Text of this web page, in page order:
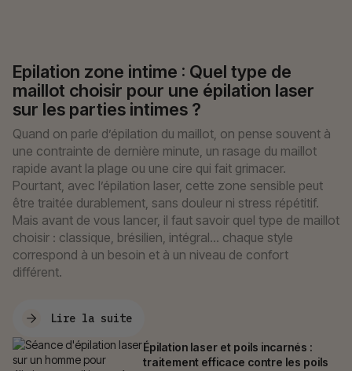
Epilation zone intime : Quel type de
maillot choisir pour une épilation laser
sur les parties intimes ?
Quand on parle d’épilation du maillot, on pense souvent à
une contrainte de dernière minute, un rasage du maillot
rapide avant la plage ou une cire qui fait grimacer.
Pourtant, avec l’épilation laser, cette zone sensible peut
être traitée durablement, sans douleur ni stress répétitif.
Mais avant de vous lancer, il faut savoir quel type de maillot
choisir : classique, brésilien, intégral… chaque style
correspond à un besoin et à un niveau de confort
différent.
Lire la suite
Épilation laser et poils incarnés :
traitement efficace contre les poils
Ma consultation OFFERTE